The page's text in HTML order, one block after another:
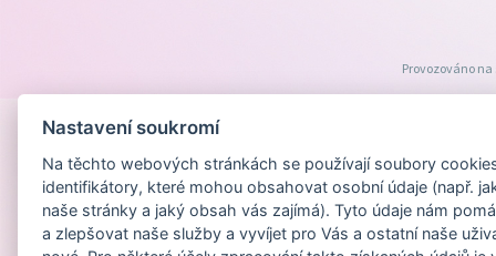
Provozováno
Nastavení soukromí
Na těchto webových stránkách se používají soubory
identifikátory, které mohou obsahovat osobní údaje (např.
naše stránky a jaký obsah vás zajímá). Tyto údaje nám
a zlepšovat naše služby a vyvíjet pro Vás a ostatní naše